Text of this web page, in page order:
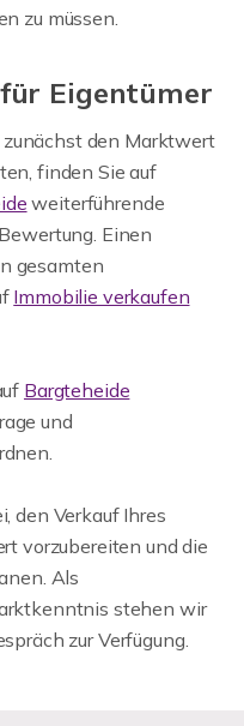
zu müssen.
Eigentümer
den Marktwert
finden Sie auf
weiterführende
Einen
gesamten
Immobilie verkaufen
Bargteheide
und
den Verkauf Ihres
vorzubereiten und die
Als
stehen wir
zur Verfügung.